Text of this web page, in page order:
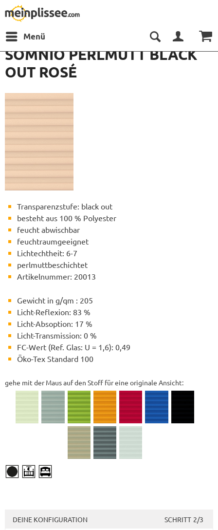
Menü
SOMNIO PERLMUTT BLACK
OUT ROSÉ
gehe mit der Maus auf den Stoff für eine originale Ansicht:
Transparenzstufe: black out
besteht aus 100 % Polyester
feucht abwischbar
feuchtraumgeeignet
Lichtechtheit: 6-7
perlmuttbeschichtet
Artikelnummer: 20013
Gewicht in g/qm : 205
Licht-Reflexion: 83 %
Licht-Absoption: 17 %
Licht-Transmission: 0 %
FC-Wert (Ref. Glas: U = 1,6): 0,49
Öko-Tex Standard 100
DEINE KONFIGURATION SCHRITT 2/3